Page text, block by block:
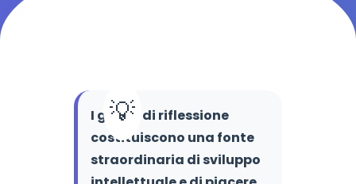
I giochi di riflessione
costituiscono una fonte
straordinaria di sviluppo